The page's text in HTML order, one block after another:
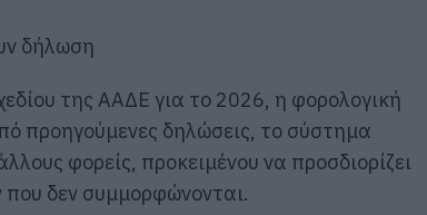
δήλωση
της ΑΑΔΕ για το 2026, η φορολογική
προηγούμενες δηλώσεις, το σύστημα
φορείς, προκειμένου να προσδιορίζει
δεν συμμορφώνονται.